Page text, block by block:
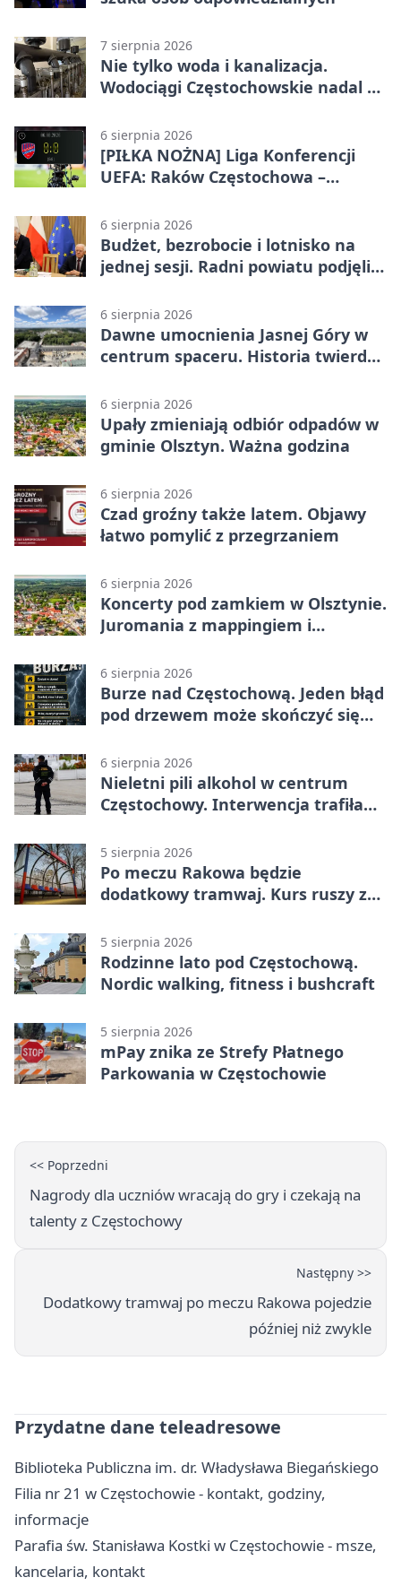
7 sierpnia 2026
Nie tylko woda i kanalizacja.
Wodociągi Częstochowskie nadal w
6 sierpnia 2026
[PIŁKA NOŻNA] Liga Konferencji
UEFA: Raków Częstochowa –
meczu III rundy eliminacji
6 sierpnia 2026
Budżet, bezrobocie i lotnisko na
jednej sesji. Radni powiatu podjęli
6 sierpnia 2026
Dawne umocnienia Jasnej Góry w
centrum spaceru. Historia twierdzy
6 sierpnia 2026
Upały zmieniają odbiór odpadów w
gminie Olsztyn. Ważna godzina
6 sierpnia 2026
Czad groźny także latem. Objawy
łatwo pomylić z przegrzaniem
6 sierpnia 2026
Koncerty pod zamkiem w Olsztynie.
Juromania z mappingiem i
6 sierpnia 2026
Burze nad Częstochową. Jeden błąd
pod drzewem może skończyć się
6 sierpnia 2026
Nieletni pili alkohol w centrum
Częstochowy. Interwencja trafiła
5 sierpnia 2026
Po meczu Rakowa będzie
dodatkowy tramwaj. Kurs ruszy ze
5 sierpnia 2026
Rodzinne lato pod Częstochową.
Nordic walking, fitness i bushcraft
5 sierpnia 2026
mPay znika ze Strefy Płatnego
Parkowania w Częstochowie
<< Poprzedni
Nagrody dla uczniów wracają do gry i czekają na
talenty z Częstochowy
Następny >>
Dodatkowy tramwaj po meczu Rakowa pojedzie
później niż zwykle
Przydatne dane teleadresowe
Biblioteka Publiczna im. dr. Władysława Biegańskiego
Filia nr 21 w Częstochowie - kontakt, godziny,
informacje
Parafia św. Stanisława Kostki w Częstochowie - msze,
kancelaria, kontakt